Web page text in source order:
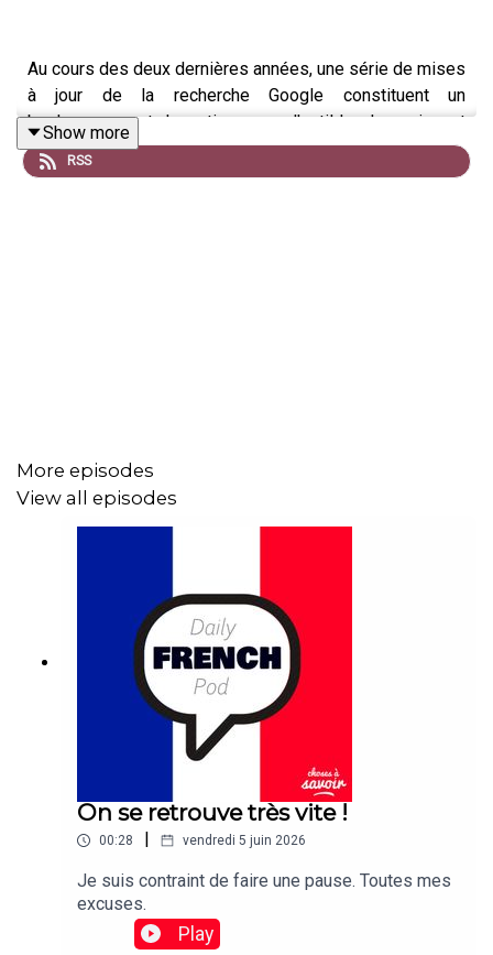
Au cours des deux dernières années, une série de mises
à jour de la recherche Google constituent un
bouleversement dramatique pour l'outil le plus puissant
d'Internet.
Show more
RSS
More episodes
View all episodes
On se retrouve très vite !
00:28 | vendredi 5 juin 2026
Je suis contraint de faire une pause. Toutes mes
excuses.
Play